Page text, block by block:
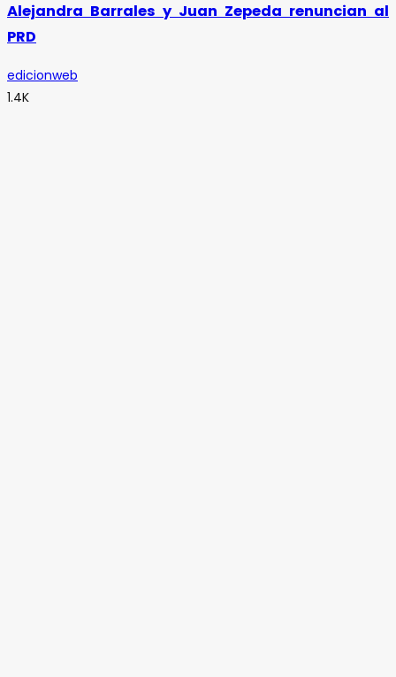
Alejandra Barrales y Juan Zepeda renuncian al
PRD
edicionweb
1.4K